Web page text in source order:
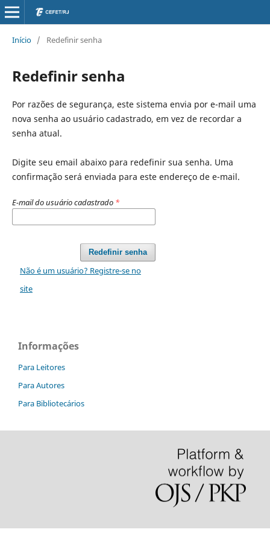
Início / Redefinir senha
Redefinir senha
Por razões de segurança, este sistema envia por e-mail uma
nova senha ao usuário cadastrado, em vez de recordar a
senha atual.
Digite seu email abaixo para redefinir sua senha. Uma
confirmação será enviada para este endereço de e-mail.
E-mail do usuário cadastrado *
Redefinir senha
Não é um usuário? Registre-se no
site
Informações
Para Leitores
Para Autores
Para Bibliotecários